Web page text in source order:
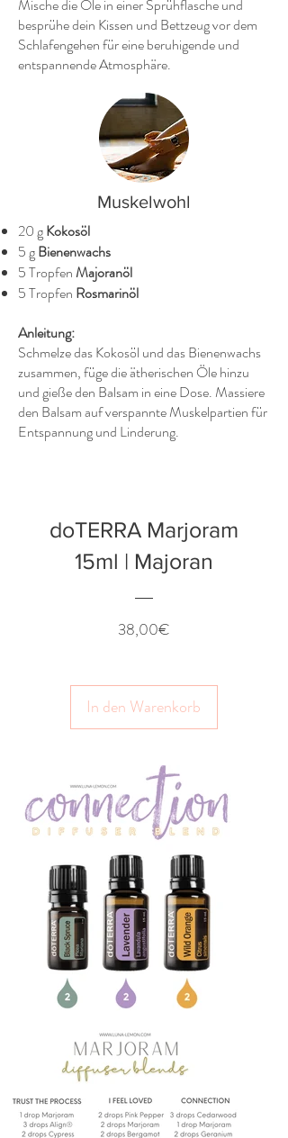
Mische die Öle in einer Sprühflasche und
besprühe dein Kissen und Bettzeug vor dem
Schlafengehen für eine beruhigende und
entspannende Atmosphäre.
Muskelwohl
20 gKokosöl
5 gBienenwachs
5 TropfenMajoranöl
5 Tropfen Rosmarinöl
Anleitung:
Schmelze das Kokosöl und das Bienenwachs
zusammen, füge die ätherischen Öle hinzu
und gieße den Balsam in eine Dose. Massiere
den Balsam auf verspannte Muskelpartien für
Entspannung und Linderung.
doTERRA Marjoram
15ml | Majoran
38,00€
In den Warenkorb